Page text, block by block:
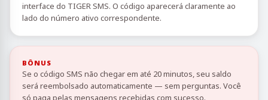
interface do TIGER SMS. O código aparecerá claramente ao
lado do número ativo correspondente.
BÔNUS
Se o código SMS não chegar em até 20 minutos, seu saldo
será reembolsado automaticamente — sem perguntas. Você
só paga pelas mensagens recebidas com sucesso.